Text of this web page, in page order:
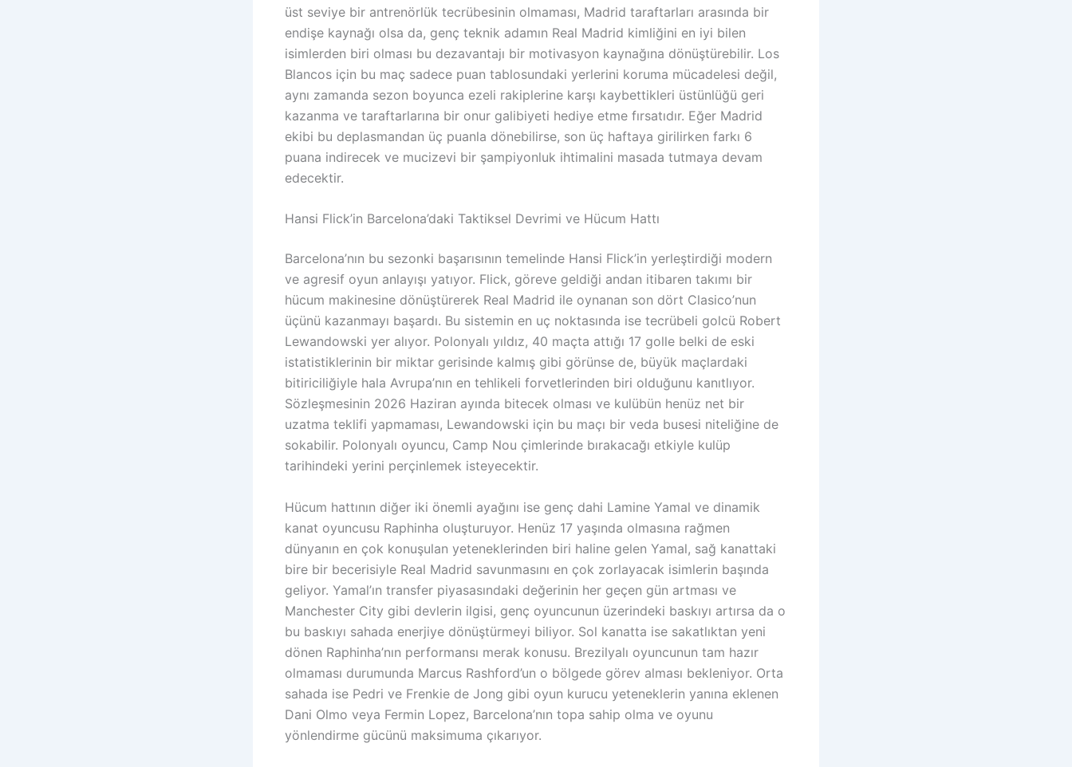
üst seviye bir antrenörlük tecrübesinin olmaması, Madrid taraftarları arasında bir
endişe kaynağı olsa da, genç teknik adamın Real Madrid kimliğini en iyi bilen
isimlerden biri olması bu dezavantajı bir motivasyon kaynağına dönüştürebilir. Los
Blancos için bu maç sadece puan tablosundaki yerlerini koruma mücadelesi değil,
aynı zamanda sezon boyunca ezeli rakiplerine karşı kaybettikleri üstünlüğü geri
kazanma ve taraftarlarına bir onur galibiyeti hediye etme fırsatıdır. Eğer Madrid
ekibi bu deplasmandan üç puanla dönebilirse, son üç haftaya girilirken farkı 6
puana indirecek ve mucizevi bir şampiyonluk ihtimalini masada tutmaya devam
edecektir.
Hansi Flick’in Barcelona’daki Taktiksel Devrimi ve Hücum Hattı
Barcelona’nın bu sezonki başarısının temelinde Hansi Flick’in yerleştirdiği modern
ve agresif oyun anlayışı yatıyor. Flick, göreve geldiği andan itibaren takımı bir
hücum makinesine dönüştürerek Real Madrid ile oynanan son dört Clasico’nun
üçünü kazanmayı başardı. Bu sistemin en uç noktasında ise tecrübeli golcü Robert
Lewandowski yer alıyor. Polonyalı yıldız, 40 maçta attığı 17 golle belki de eski
istatistiklerinin bir miktar gerisinde kalmış gibi görünse de, büyük maçlardaki
bitiriciliğiyle hala Avrupa’nın en tehlikeli forvetlerinden biri olduğunu kanıtlıyor.
Sözleşmesinin 2026 Haziran ayında bitecek olması ve kulübün henüz net bir
uzatma teklifi yapmaması, Lewandowski için bu maçı bir veda busesi niteliğine de
sokabilir. Polonyalı oyuncu, Camp Nou çimlerinde bırakacağı etkiyle kulüp
tarihindeki yerini perçinlemek isteyecektir.
Hücum hattının diğer iki önemli ayağını ise genç dahi Lamine Yamal ve dinamik
kanat oyuncusu Raphinha oluşturuyor. Henüz 17 yaşında olmasına rağmen
dünyanın en çok konuşulan yeteneklerinden biri haline gelen Yamal, sağ kanattaki
bire bir becerisiyle Real Madrid savunmasını en çok zorlayacak isimlerin başında
geliyor. Yamal’ın transfer piyasasındaki değerinin her geçen gün artması ve
Manchester City gibi devlerin ilgisi, genç oyuncunun üzerindeki baskıyı artırsa da o
bu baskıyı sahada enerjiye dönüştürmeyi biliyor. Sol kanatta ise sakatlıktan yeni
dönen Raphinha’nın performansı merak konusu. Brezilyalı oyuncunun tam hazır
olmaması durumunda Marcus Rashford’un o bölgede görev alması bekleniyor. Orta
sahada ise Pedri ve Frenkie de Jong gibi oyun kurucu yeteneklerin yanına eklenen
Dani Olmo veya Fermin Lopez, Barcelona’nın topa sahip olma ve oyunu
yönlendirme gücünü maksimuma çıkarıyor.